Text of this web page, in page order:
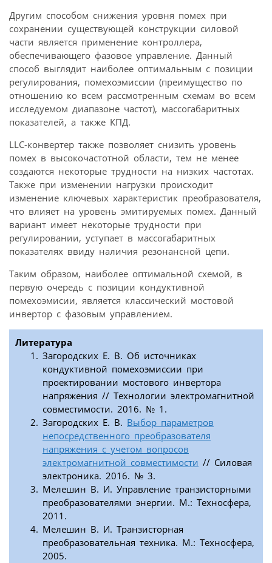
Другим способом снижения уровня помех при
сохранении существующей конструкции силовой
части является применение контроллера,
обеспечивающего фазовое управление. Данный
способ выглядит наиболее оптимальным с позиции
регулирования, помехоэмиссии (преимущество по
отношению ко всем рассмотренным схемам во всем
исследуемом диапазоне частот), массогабаритных
показателей, а также КПД.
LLC-конвертер также позволяет снизить уровень
помех в высокочастотной области, тем не менее
создаются некоторые трудности на низких частотах.
Также при изменении нагрузки происходит
изменение ключевых характеристик преобразователя,
что влияет на уровень эмитируемых помех. Данный
вариант имеет некоторые трудности при
регулировании, уступает в массогабаритных
показателях ввиду наличия резонансной цепи.
Таким образом, наиболее оптимальной схемой, в
первую очередь с позиции кондуктивной
помехоэмисии, является классический мостовой
инвертор с фазовым управлением.
Литература
Загородских Е. В. Об источниках
кондуктивной помехоэмиссии при
проектировании мостового инвертора
напряжения // Технологии электромагнитной
совместимости. 2016. № 1.
Загородских Е. В. Выбор параметров
непосредственного преобразователя
напряжения с учетом вопросов
электромагнитной совместимости // Силовая
электроника. 2016. № 3.
Мелешин В. И. Управление транзисторными
преобразователями энергии. М.: Техносфера,
2011.
Мелешин В. И. Транзисторная
преобразовательная техника. М.: Техносфера,
2005.